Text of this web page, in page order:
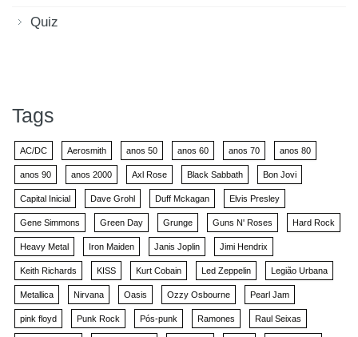
Quiz
Tags
AC/DC Aerosmith anos 50 anos 60 anos 70 anos 80
anos 90 anos 2000 Axl Rose Black Sabbath Bon Jovi
Capital Inicial Dave Grohl Duff Mckagan Elvis Presley
Gene Simmons Green Day Grunge Guns N' Roses Hard Rock
Heavy Metal Iron Maiden Janis Joplin Jimi Hendrix
Keith Richards KISS Kurt Cobain Led Zeppelin Legião Urbana
Metallica Nirvana Oasis Ozzy Osbourne Pearl Jam
pink floyd Punk Rock Pós-punk Ramones Raul Seixas